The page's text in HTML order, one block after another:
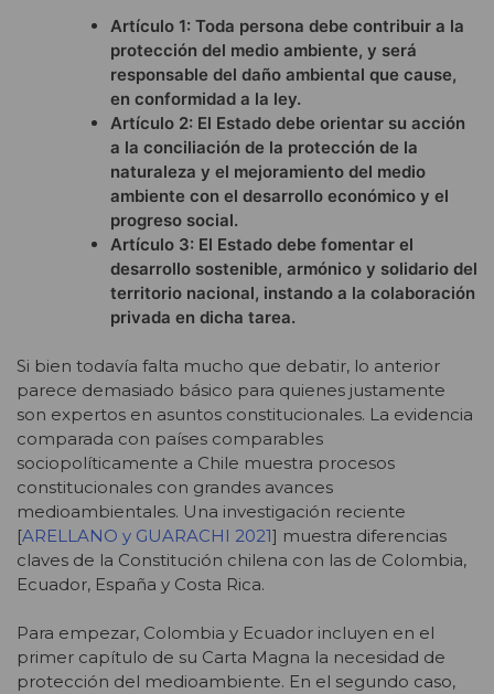
Artículo 1: Toda persona debe contribuir a la
protección del medio ambiente, y será
responsable del daño ambiental que cause,
en conformidad a la ley.
Artículo 2: El Estado debe orientar su acción
a la conciliación de la protección de la
naturaleza y el mejoramiento del medio
ambiente con el desarrollo económico y el
progreso social.
Artículo 3: El Estado debe fomentar el
desarrollo sostenible, armónico y solidario del
territorio nacional, instando a la colaboración
privada en dicha tarea.
Si bien todavía falta mucho que debatir, lo anterior
parece demasiado básico para quienes justamente
son expertos en asuntos constitucionales. La evidencia
comparada con países comparables
sociopolíticamente a Chile muestra procesos
constitucionales con grandes avances
medioambientales. Una investigación reciente
[ARELLANO y GUARACHI 2021] muestra diferencias
claves de la Constitución chilena con las de Colombia,
Ecuador, España y Costa Rica.
Para empezar, Colombia y Ecuador incluyen en el
primer capítulo de su Carta Magna la necesidad de
protección del medioambiente. En el segundo caso,